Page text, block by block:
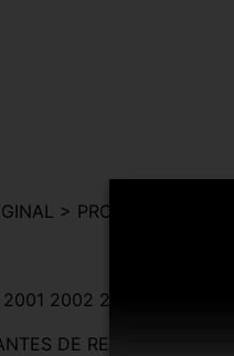
> PRONTO PARA USO
2002 2003 2004
DE REALIZAR A